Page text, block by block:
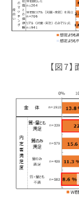
【図7